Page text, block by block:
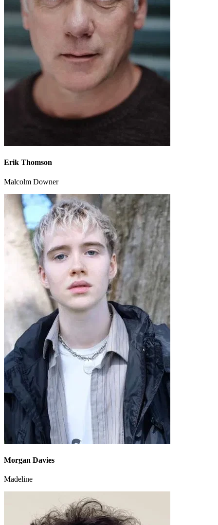
Erik Thomson
Malcolm Downer
Morgan Davies
Madeline